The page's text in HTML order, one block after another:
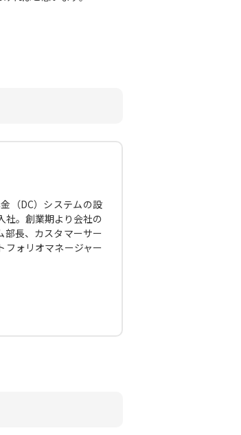
（DC）システムの設
社。創業期より会社の
部長、カスタマーサー
フォリオマネージャー